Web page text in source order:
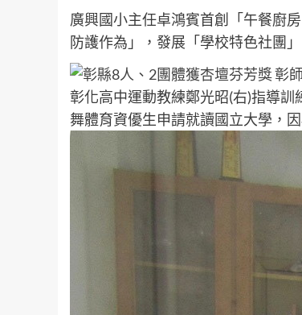
廣興國小主任卓鴻賓首創「午餐廚
防護作為」，發展「學校特色社團
彰化高中運動教練鄭光昭(右)指導
舞體育資優生申請就讀國立大學，